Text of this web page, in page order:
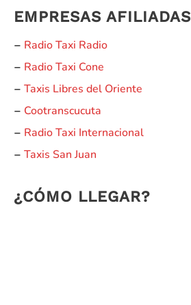
EMPRESAS AFILIADAS
– Radio Taxi Radio
– Radio Taxi Cone
– Taxis Libres del Oriente
– Cootranscucuta
– Radio Taxi Internacional
– Taxis San Juan
¿CÓMO LLEGAR?